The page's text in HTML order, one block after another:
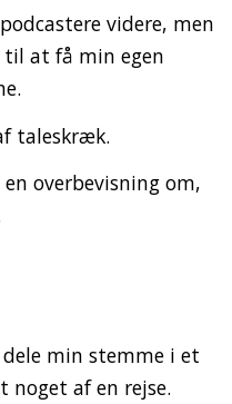
videre, men
til at få min egen
taleskræk.
overbevisning om,
min stemme i et
af en rejse.